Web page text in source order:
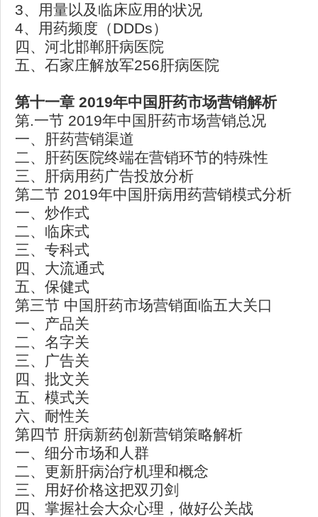
3、用量以及临床应用的状况
4、用药频度（DDDs）
四、河北邯郸肝病医院
五、石家庄解放军256肝病医院
第十一章 2019年中国肝药市场营销解析
第.一节 2019年中国肝药市场营销总况
一、肝药营销渠道
二、肝药医院终端在营销环节的特殊性
三、肝病用药广告投放分析
第二节 2019年中国肝病用药营销模式分析
一、炒作式
二、临床式
三、专科式
四、大流通式
五、保健式
第三节 中国肝药市场营销面临五大关口
一、产品关
二、名字关
三、广告关
四、批文关
五、模式关
六、耐性关
第四节 肝病新药创新营销策略解析
一、细分市场和人群
二、更新肝病治疗机理和概念
三、用好价格这把双刃剑
四、掌握社会大众心理，做好公关战